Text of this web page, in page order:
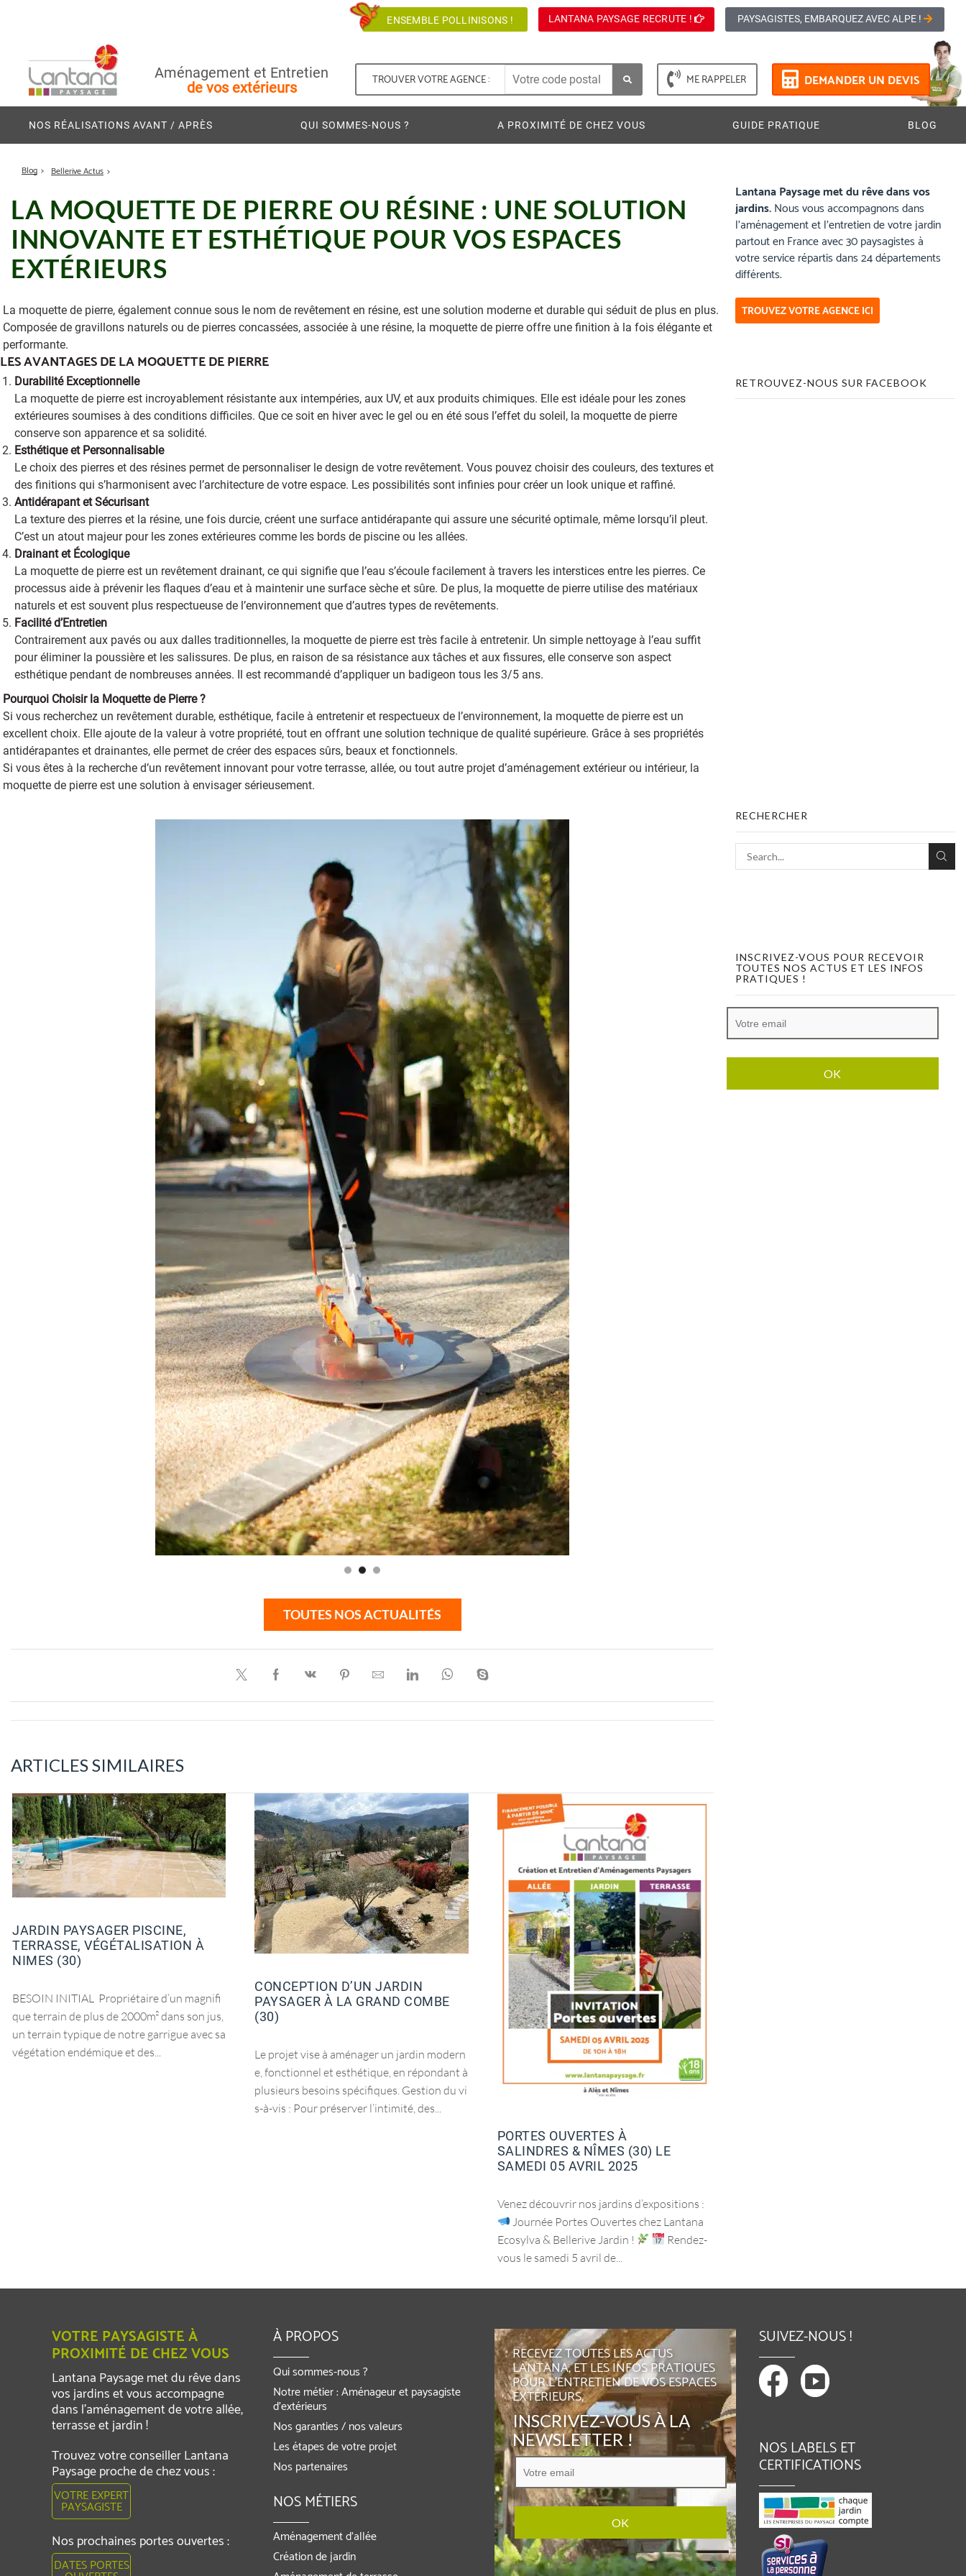
ENSEMBLE POLLINISONS ! LANTANA PAYSAGE RECRUTE ! PAYSAGISTES, EMBARQUEZ AVEC ALPE !
Aménagement et Entretien
de vos extérieurs
TROUVER VOTRE AGENCE : ME RAPPELER DEMANDER UN DEVIS
NOS RÉALISATIONS AVANT / APRÈS QUI SOMMES-NOUS ? A PROXIMITÉ DE CHEZ VOUS GUIDE PRATIQUE BLOG
Blog Bellerive Actus
LA MOQUETTE DE PIERRE OU RÉSINE : UNE SOLUTION
INNOVANTE ET ESTHÉTIQUE POUR VOS ESPACES
EXTÉRIEURS
La moquette de pierre, également connue sous le nom de revêtement en résine, est une solution moderne et durable qui séduit de plus en plus.
Composée de gravillons naturels ou de pierres concassées, associée à une résine, la moquette de pierre offre une finition à la fois élégante et
performante.
LES AVANTAGES DE LA MOQUETTE DE PIERRE
Durabilité Exceptionnelle
La moquette de pierre est incroyablement résistante aux intempéries, aux UV, et aux produits chimiques. Elle est idéale pour les zones
extérieures soumises à des conditions difficiles. Que ce soit en hiver avec le gel ou en été sous l’effet du soleil, la moquette de pierre
conserve son apparence et sa solidité.
Esthétique et Personnalisable
Le choix des pierres et des résines permet de personnaliser le design de votre revêtement. Vous pouvez choisir des couleurs, des textures et
des finitions qui s’harmonisent avec l’architecture de votre espace. Les possibilités sont infinies pour créer un look unique et raffiné.
Antidérapant et Sécurisant
La texture des pierres et la résine, une fois durcie, créent une surface antidérapante qui assure une sécurité optimale, même lorsqu’il pleut.
C’est un atout majeur pour les zones extérieures comme les bords de piscine ou les allées.
Drainant et Écologique
La moquette de pierre est un revêtement drainant, ce qui signifie que l’eau s’écoule facilement à travers les interstices entre les pierres. Ce
processus aide à prévenir les flaques d’eau et à maintenir une surface sèche et sûre. De plus, la moquette de pierre utilise des matériaux
naturels et est souvent plus respectueuse de l’environnement que d’autres types de revêtements.
Facilité d’Entretien
Contrairement aux pavés ou aux dalles traditionnelles, la moquette de pierre est très facile à entretenir. Un simple nettoyage à l’eau suffit
pour éliminer la poussière et les salissures. De plus, en raison de sa résistance aux tâches et aux fissures, elle conserve son aspect
esthétique pendant de nombreuses années. Il est recommandé d’appliquer un badigeon tous les 3/5 ans.
Pourquoi Choisir la Moquette de Pierre ?
Si vous recherchez un revêtement durable, esthétique, facile à entretenir et respectueux de l’environnement, la moquette de pierre est un
excellent choix. Elle ajoute de la valeur à votre propriété, tout en offrant une solution technique de qualité supérieure. Grâce à ses propriétés
antidérapantes et drainantes, elle permet de créer des espaces sûrs, beaux et fonctionnels.
Si vous êtes à la recherche d’un revêtement innovant pour votre terrasse, allée, ou tout autre projet d’aménagement extérieur ou intérieur, la
moquette de pierre est une solution à envisager sérieusement.
TOUTES NOS ACTUALITÉS
ARTICLES SIMILAIRES
JARDIN PAYSAGER PISCINE,
TERRASSE, VÉGÉTALISATION À
NIMES (30)
BESOIN INITIAL Propriétaire d’un magnifi
que terrain de plus de 2000m² dans son jus,
un terrain typique de notre garrigue avec sa
végétation endémique et des...
CONCEPTION D’UN JARDIN
PAYSAGER À LA GRAND COMBE
(30)
Le projet vise à aménager un jardin modern
e, fonctionnel et esthétique, en répondant à
plusieurs besoins spécifiques. Gestion du vi
s-à-vis : Pour préserver l’intimité, des...
PORTES OUVERTES À
SALINDRES & NÎMES (30) LE
SAMEDI 05 AVRIL 2025
Venez découvrir nos jardins d’expositions :
Journée Portes Ouvertes chez Lantana
Ecosylva & Bellerive Jardin !
Rendez-
vous le samedi 5 avril de...
Lantana Paysage met du rêve dans vos
jardins.Nous vous accompagnons dans
l’aménagement et l’entretien de votre jardin
partout en France avec 30 paysagistes à
votre service répartis dans 24 départements
différents.
TROUVEZ VOTRE AGENCE ICI
RETROUVEZ-NOUS SUR FACEBOOK
RECHERCHER
INSCRIVEZ-VOUS POUR RECEVOIR
TOUTES NOS ACTUS ET LES INFOS
PRATIQUES !
VOTRE PAYSAGISTE À
PROXIMITÉ DE CHEZ VOUS
Lantana Paysage met du rêve dans
vos jardins et vous accompagne
dans l’aménagement de votre allée,
terrasse et jardin !
Trouvez votre conseiller Lantana
Paysage proche de chez vous :
VOTRE EXPERT
PAYSAGISTE
Nos prochaines portes ouvertes :
DATES PORTES
À PROPOS
Qui sommes-nous ?
Notre métier : Aménageur et paysagiste
d’extérieurs
Nos garanties / nos valeurs
Les étapes de votre projet
Nos partenaires
NOS MÉTIERS
Aménagement d’allée
Création de jardin
RECEVEZ TOUTES LES ACTUS
LANTANA, ET LES INFOS PRATIQUES
POUR L'ENTRETIEN DE VOS ESPACES
EXTÉRIEURS,
INSCRIVEZ-VOUS À LA
NEWSLETTER !
SUIVEZ-NOUS !
NOS LABELS ET
CERTIFICATIONS